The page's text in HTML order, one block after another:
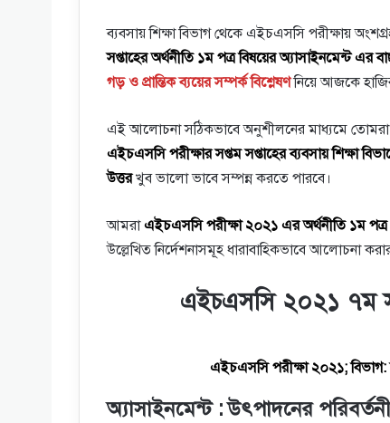
ব্যবসায় শিক্ষা বিভাগ থেকে এইচএসসি পরীক্ষায়
সপ্তাহের অর্থনীতি ১ম পত্র বিষয়ের অ্যাসাইনমেন্ট এর
গড় ও প্রান্তিক ব্যয়ের সম্পর্ক বিশ্লেষণনিয়ে আজকে
এই আলোচনা সঠিকভাবে অনুশীলনের মাধ্যমে তোমরা
এইচএসসি পরীক্ষার সপ্তম সপ্তাহের ব্যবসায় শিক্ষা
উত্তরখুব ভালো ভাবে সম্পন্ন করতে পারবে।
আমরাএইচএসসি পরীক্ষা ২০২১ এর অর্থনীতি ১ম পত্র
উল্লেখিত নির্দেশনাসমূহ ধারাবাহিকভাবে আলোচনা
এইচএসসি ২০২১ ৭ম
এইচএসসি পরীক্ষা ২০২১; বিভাগ:
অ্যাসাইনমেন্ট : উৎপাদনের